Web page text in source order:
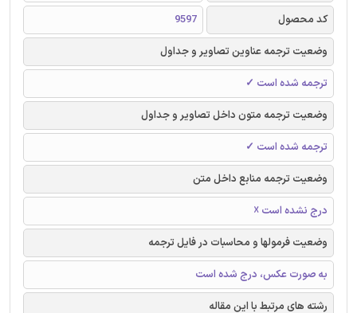
کد محصول
9597
وضعیت ترجمه عناوین تصاویر و جداول
ترجمه شده است ✓
وضعیت ترجمه متون داخل تصاویر و جداول
ترجمه شده است ✓
وضعیت ترجمه منابع داخل متن
درج نشده است ☓
وضعیت فرمولها و محاسبات در فایل ترجمه
به صورت عکس، درج شده است
رشته های مرتبط با این مقاله